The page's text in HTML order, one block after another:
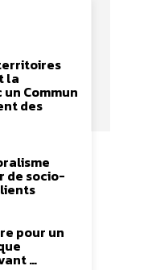
la
Commun
des
de socio-
pour un
…